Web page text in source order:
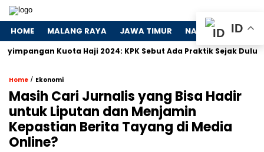
HOME MALANG RAYA JAWA TIMUR NASIONAL
Kuota Haji 2024: KPK Sebut Ada Praktik Sejak Dulu
Home / Ekonomi
Masih Cari Jurnalis yang Bisa Hadir
untuk Liputan dan Menjamin
Kepastian Berita Tayang di Media
Online?
ID